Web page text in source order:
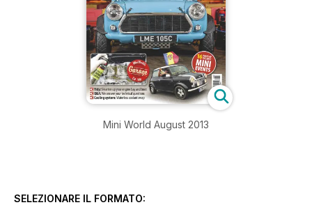
Mini World August 2013
SELEZIONARE IL FORMATO: